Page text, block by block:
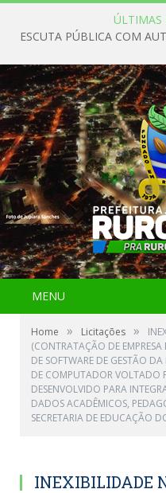
ÚLTIMAS
MENU
Home » Licitações »
(CONTRATAÇÃO DE
DE SOFTWARE DE GESTÃO
DE COMPUTADOR VOLTADO
DESENVOLVIDO PARA
DADOS ACADÊMICOS,
SECRETARIA DE EDUCAÇÃO
INEXIBILIDADE